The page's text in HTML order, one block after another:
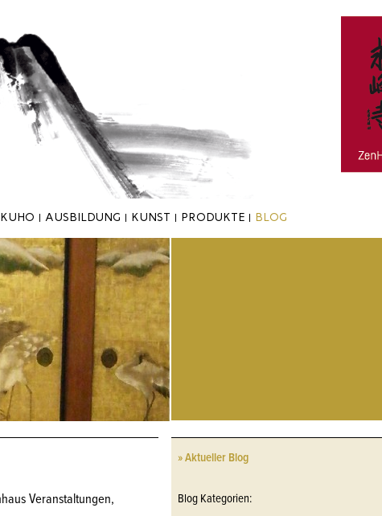
AUSBILDUNG KUNST PRODUKTE BLOG
Veranstaltungen,
» Aktueller Blog
Blog Kategorien: